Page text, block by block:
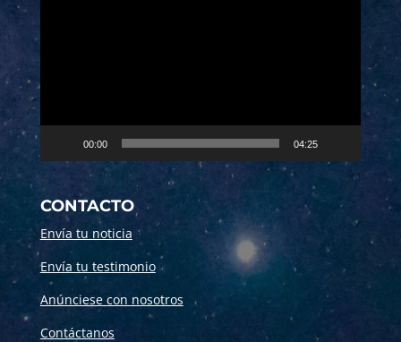
00:00 04:25
CONTACTO
Envía tu noticia
Envía tu testimonio
Anúnciese con nosotros
Contáctanos